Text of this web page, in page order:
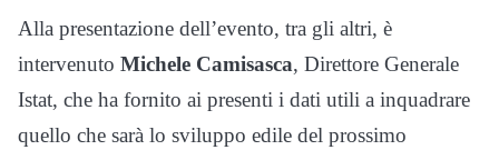
Alla presentazione dell’evento, tra gli altri, è
intervenuto Michele Camisasca, Direttore Generale
Istat, che ha fornito ai presenti i dati utili a inquadrare
quello che sarà lo sviluppo edile del prossimo